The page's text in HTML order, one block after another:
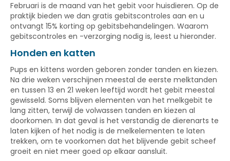
Februari is de maand van het gebit voor huisdieren. Op de
praktijk bieden we dan gratis gebitscontroles aan en u
ontvangt 15% korting op gebitsbehandelingen. Waarom
gebitscontroles en -verzorging nodig is, leest u hieronder.
Honden en katten
Pups en kittens worden geboren zonder tanden en kiezen.
Na drie weken verschijnen meestal de eerste melktanden
en tussen 13 en 21 weken leeftijd wordt het gebit meestal
gewisseld. Soms blijven elementen van het melkgebit te
lang zitten, terwijl de volwassen tanden en kiezen al
doorkomen. In dat geval is het verstandig de dierenarts te
laten kijken of het nodig is de melkelementen te laten
trekken, om te voorkomen dat het blijvende gebit scheef
groeit en niet meer goed op elkaar aansluit.